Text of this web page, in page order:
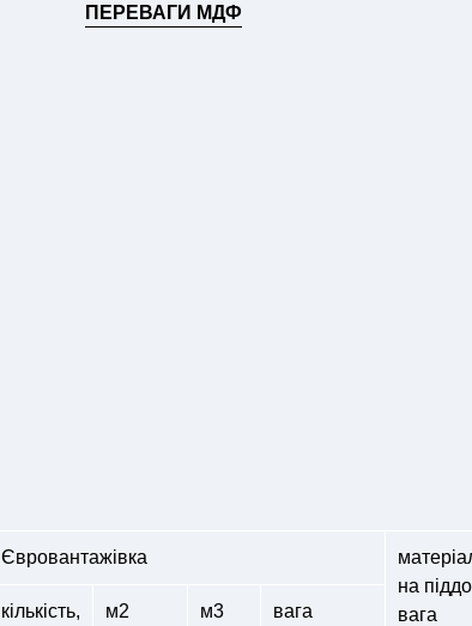
Євровантажівка
на
вага
кількість,
м2 м3
вага
ПЕРЕВАГИ МДФ